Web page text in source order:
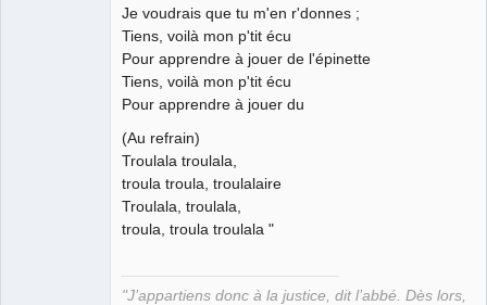
Je voudrais que tu m'en r'donnes ;
Tiens, voilà mon p'tit écu
Pour apprendre à jouer de l'épinette
Tiens, voilà mon p'tit écu
Pour apprendre à jouer du
(Au refrain)
Troulala troulala,
troula troula, troulalaire
Troulala, troulala,
troula, troula troulala "
"J’appartiens donc à la justice, dit l’abbé. Dès lors,